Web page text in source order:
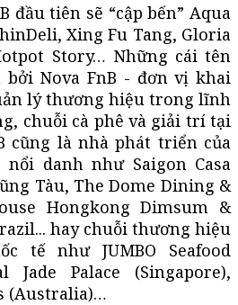
đầu tiên sẽ “cập bến” Aqua
Xing Fu Tang, Gloria
Story… Những cái tên
bởi Nova FnB - đơn vị khai
lý thương hiệu trong lĩnh
chuỗi cà phê và giải trí tại
cũng là nhà phát triển của
danh như Saigon Casa
Tàu, The Dome Dining &
Hongkong Dimsum &
hay chuỗi thương hiệu
tế như JUMBO Seafood
Jade Palace (Singapore),
(Australia)…